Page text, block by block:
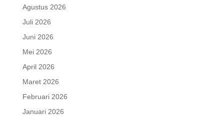
Agustus 2026
Juli 2026
Juni 2026
Mei 2026
April 2026
Maret 2026
Februari 2026
Januari 2026